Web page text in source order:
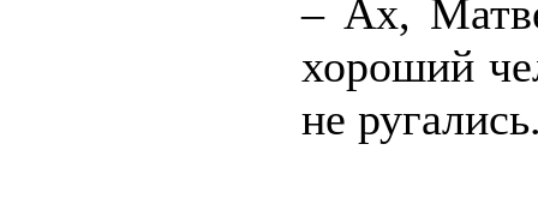
– Ах,
хороший
не